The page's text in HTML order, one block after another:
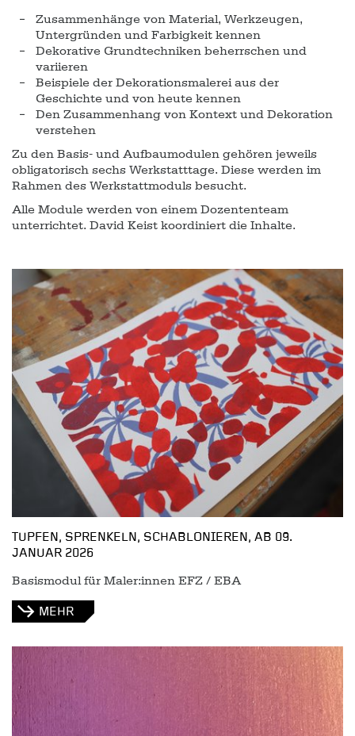
Zusammenhänge von Material, Werkzeugen,
Untergründen und Farbigkeit kennen
Dekorative Grundtechniken beherrschen und
variieren
Beispiele der Dekorationsmalerei aus der
Geschichte und von heute kennen
Den Zusammenhang von Kontext und Dekoration
verstehen
Zu den Basis- und Aufbaumodulen gehören jeweils
obligatorisch sechs Werkstatttage. Diese werden im
Rahmen des Werkstattmoduls besucht.
Alle Module werden von einem Dozententeam
unterrichtet. David Keist koordiniert die Inhalte.
TUPFEN, SPRENKELN, SCHABLONIEREN, AB 09.
JANUAR 2026
Basismodul für Maler:innen EFZ / EBA
MEHR